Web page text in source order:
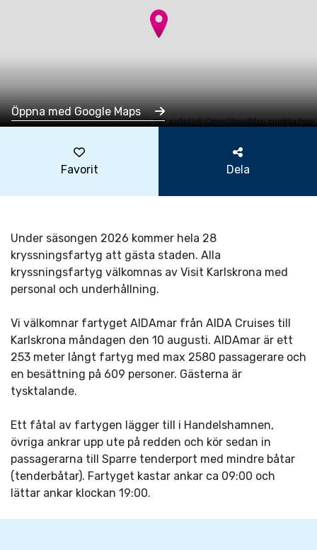
Leaflet|©OpenStreetMapcontributors
Öppna med Google Maps
Favorit Dela
Under säsongen 2026 kommer hela 28
kryssningsfartyg att gästa staden. Alla
kryssningsfartyg välkomnas av Visit Karlskrona med
personal och underhållning.
Vi välkomnar fartyget AIDAmar från AIDA Cruises till
Karlskrona måndagen den 10 augusti. AIDAmar är ett
253 meter långt fartyg med max 2580 passagerare och
en besättning på 609 personer. Gästerna är
tysktalande.
Ett fåtal av fartygen lägger till i Handelshamnen,
övriga ankrar upp ute på redden och kör sedan in
passagerarna till Sparre tenderport med mindre båtar
(tenderbåtar). Fartyget kastar ankar ca 09:00 och
lättar ankar klockan 19:00.